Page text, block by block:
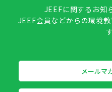
JEEFに関するお知
JEEF会員などからの環境
メールマ